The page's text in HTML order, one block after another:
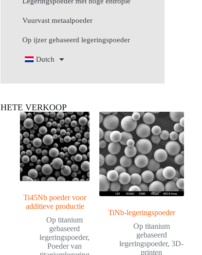
Vuurvast metaalpoeder
Op ijzer gebaseerd legeringspoeder
Dutch
HETE VERKOOP
Ti45Nb poeder voor
additieve productie
Op titanium
gebaseerd
legeringspoeder,
Poeder van
TiNb-legeringspoeder
Op titanium
gebaseerd
legeringspoeder,3D-
printen